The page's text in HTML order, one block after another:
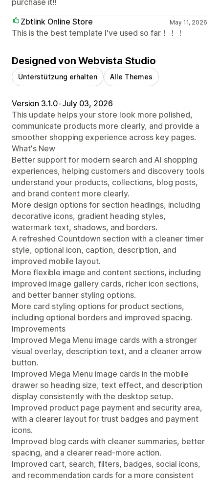
purchase it!!
Zbtlink Online Store
May 11, 2026
This is the best template I've used so far！！！
Designed von Webvista Studio
Unterstützung erhalten Alle Themes
Version 3.1.0•July 03, 2026
This update helps your store look more polished,
communicate products more clearly, and provide a
smoother shopping experience across key pages.
What's New
Better support for modern search and AI shopping
experiences, helping customers and discovery tools
understand your products, collections, blog posts,
and brand content more clearly.
More design options for section headings, including
decorative icons, gradient heading styles,
watermark text, shadows, and borders.
A refreshed Countdown section with a cleaner timer
style, optional icon, caption, description, and
improved mobile layout.
More flexible image and content sections, including
improved image gallery cards, richer icon sections,
and better banner styling options.
More card styling options for product sections,
including optional borders and improved spacing.
Improvements
Improved Mega Menu image cards with a stronger
visual overlay, description text, and a cleaner arrow
button.
Improved Mega Menu image cards in the mobile
drawer so heading size, text effect, and description
display consistently with the desktop setup.
Improved product page payment and security area,
with a clearer layout for trust badges and payment
icons.
Improved blog cards with cleaner summaries, better
spacing, and a clearer read-more action.
Improved cart, search, filters, badges, social icons,
and recommendation cards for a more consistent